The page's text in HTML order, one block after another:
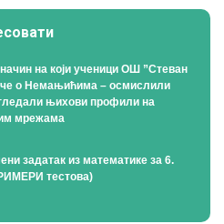
начин на који ученици ОШ ”Стеван
о Немањићима – осмислили
њихови профили на
мрежама
задатак из математике за 6.
тестова)